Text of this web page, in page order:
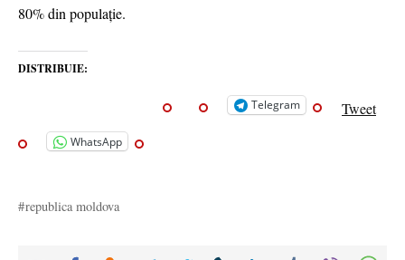
80% din populaţie.
DISTRIBUIE:
Telegram Tweet
WhatsApp
republica moldova